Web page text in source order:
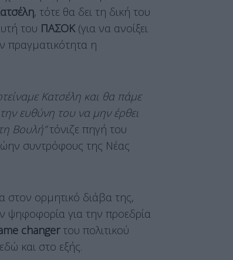
, τότε θα δει τη δική του
του ΠΑΣΟΚ (για να ανοίξει
πραγματικότητα η
Κατσέλη και θα πάμε
ευθύνη του να μην έρθει
Βουλή”τόνιζε πηγή του
συντρόφους της Νέας
στον ορμητικό διάβα της,
ψηφοφορία για την προεδρία
changerτου πολιτικού
και στο εξής.